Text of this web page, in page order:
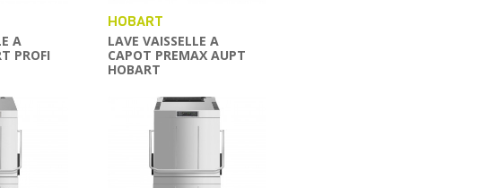
A
PROFI
HOBART
LAVE VAISSELLE A
CAPOT PREMAX AUPT
HOBART